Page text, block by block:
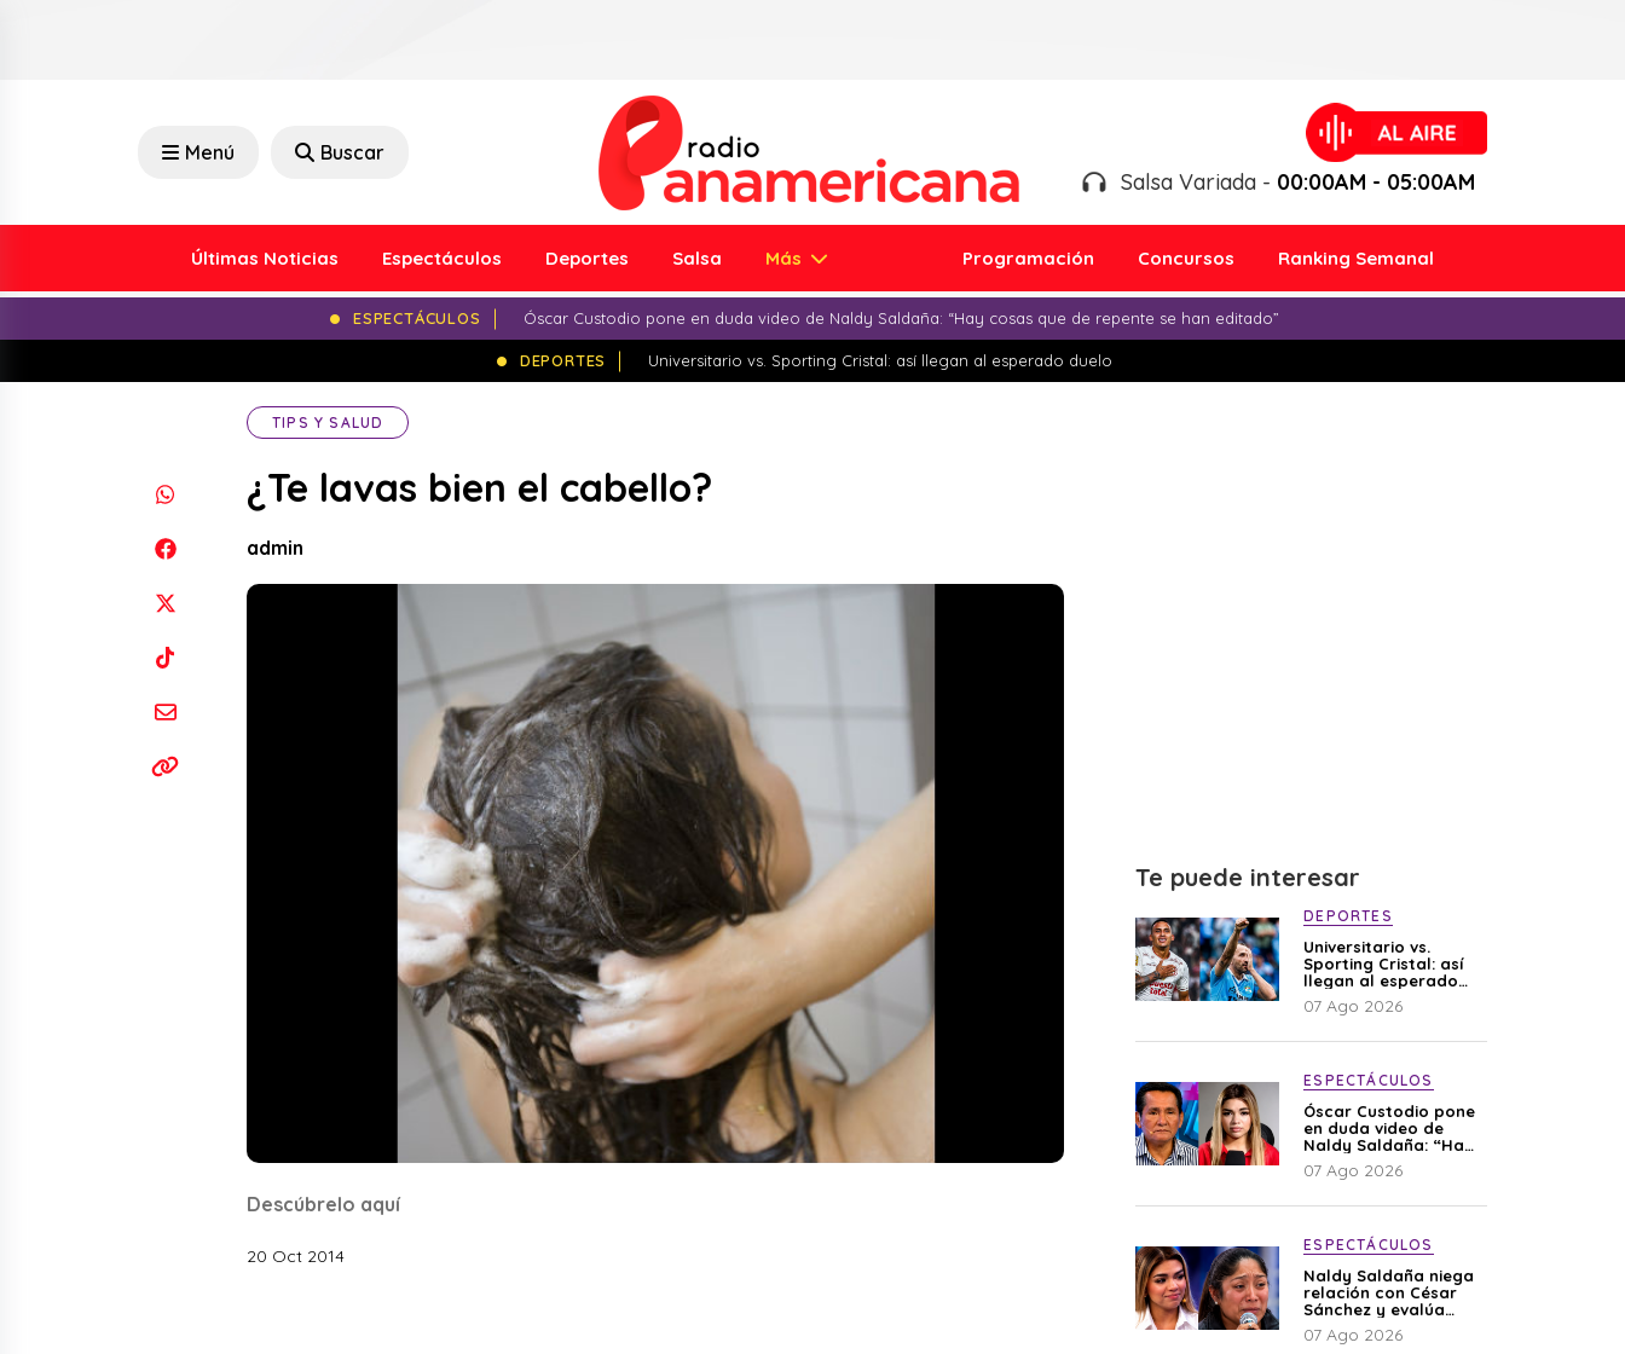
Menú Buscar
Salsa Variada - 00:00AM - 05:00AM
Últimas Noticias Espectáculos Deportes Salsa Más Programación Concursos Ranking Semanal
ESPECTÁCULOS Óscar Custodio pone en duda video de Naldy Saldaña: “Hay cosas que de repente se han editado”
DEPORTES Universitario vs. Sporting Cristal: así llegan al esperado duelo
TIPS Y SALUD
¿Te lavas bien el cabello?
admin
Descúbrelo aquí
20 Oct 2014
Te puede interesar
DEPORTES
Universitario vs.
Sporting Cristal: así
llegan al esperado
duelo
07 Ago 2026
ESPECTÁCULOS
Óscar Custodio pone
en duda video de
Naldy Saldaña: “Hay
cosas que de repente
se han editado”
07 Ago 2026
ESPECTÁCULOS
Naldy Saldaña niega
relación con César
Sánchez y evalúa
denunciar a su
esposa: “Es una
07 Ago 2026